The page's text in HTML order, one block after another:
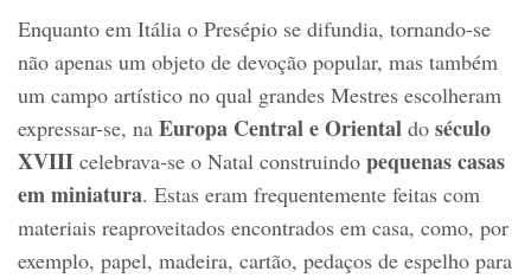
Enquanto em Itália o Presépio se difundia, tornando-se
não apenas um objeto de devoção popular, mas também
um campo artístico no qual grandes Mestres escolheram
expressar-se, na Europa Central e Oriental do século
XVIII celebrava-se o Natal construindo pequenas casas
em miniatura. Estas eram frequentemente feitas com
materiais reaproveitados encontrados em casa, como, por
exemplo, papel, madeira, cartão, pedaços de espelho para